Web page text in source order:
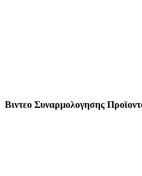
Βιντεο Συναρμολογησης